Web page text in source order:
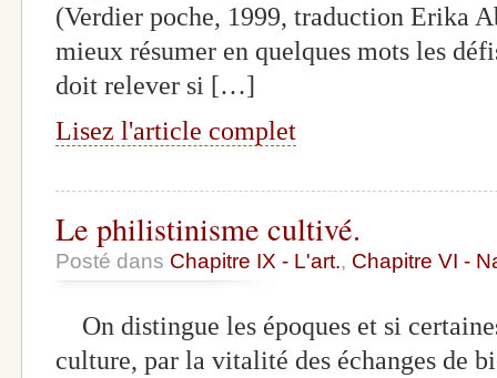
(Verdier poche, 1999, traduction Erika
mieux résumer en quelques mots les
doit relever si […]
Lisez l'article complet
Le philistinisme cultivé.
Posté dans Chapitre IX - L'art., Chapitre VI -
On distingue les époques et si
culture, par la vitalité des échanges de